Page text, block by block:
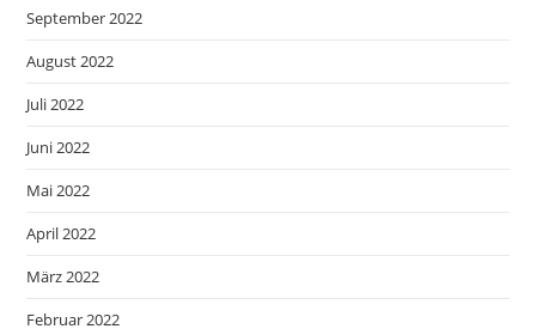
September 2022
August 2022
Juli 2022
Juni 2022
Mai 2022
April 2022
März 2022
Februar 2022